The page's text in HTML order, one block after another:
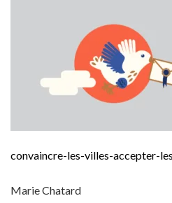
convaincre-les-villes-accepter-
Marie Chatard